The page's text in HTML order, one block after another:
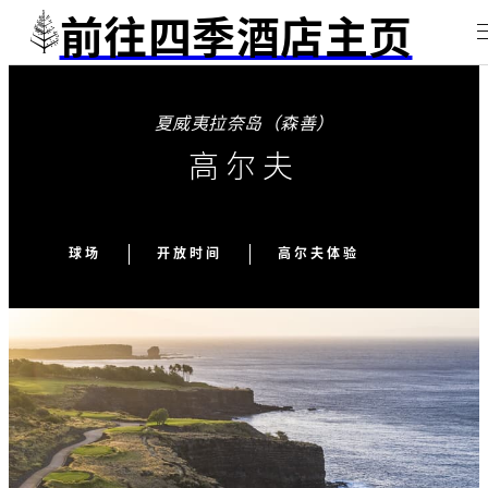
前往四季酒店主页
夏威夷拉奈岛（森善）
高尔夫
球场 开放时间 高尔夫体验